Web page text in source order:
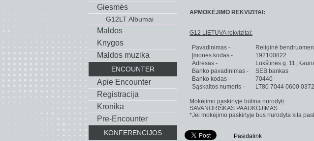
Giesmės
G12LT Albumai
Maldos
Knygos
Maldos muzika
ENCOUNTER
Apie Encounter
Registracija
Kronika
Pre-Encounter
KONFERENCIJOS
APMOKĖJIMO REKVIZITAI:
G12 LIETUVA rekvizitai:
Pavadinimas -
Religinė
Įmonės kodas -
192100822
Adresas -
Lukštinės g. 11,
Banko pavadinimas -
SEB bankas
Banko kodas -
70440
Sąskaitos numeris -
LT80 7044 0600
Mokėjimo paskirtyje būtina nurodyti:
SAVANORIŠKAS PAAUKOJIMAS
*Jei mokėjimo paskirtyje bus nurodyta kita
Pasidalink